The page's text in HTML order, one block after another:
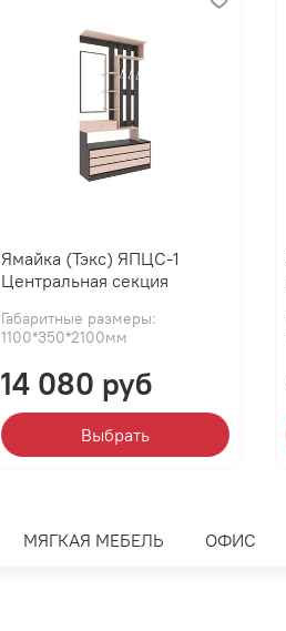
Ямайка (Тэкс) ЯПЦС-1
Центральная секция
Габаритные размеры:
1100*350*2100мм
14 080 руб
Выбрать
МЯГКАЯ МЕБЕЛЬ ОФИС